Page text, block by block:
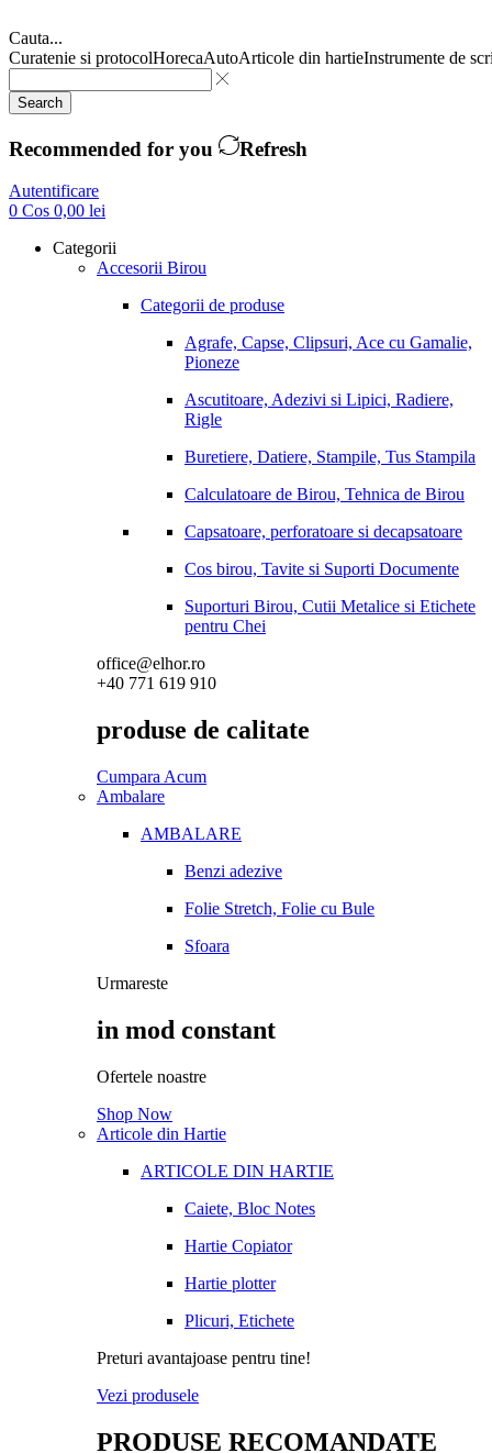
Cauta...
Curatenie si protocolHorecaAutoArticole din hartieInstrumente de
Search
Recommended for you Refresh
Autentificare
0 Cos 0,00 lei
Categorii
Accesorii Birou
Categorii de produse
Agrafe, Capse, Clipsuri, Ace cu Gamalie,
Pioneze
Ascutitoare, Adezivi si Lipici, Radiere,
Rigle
Buretiere, Datiere, Stampile, Tus Stampila
Calculatoare de Birou, Tehnica de Birou
Capsatoare, perforatoare si decapsatoare
Cos birou, Tavite si Suporti Documente
Suporturi Birou, Cutii Metalice si Etichete
pentru Chei
office@elhor.ro
+40 771 619 910
produse de calitate
Cumpara Acum
Ambalare
AMBALARE
Benzi adezive
Folie Stretch, Folie cu Bule
Sfoara
Urmareste
in mod constant
Ofertele noastre
Shop Now
Articole din Hartie
ARTICOLE DIN HARTIE
Caiete, Bloc Notes
Hartie Copiator
Hartie plotter
Plicuri, Etichete
Preturi avantajoase pentru tine!
Vezi produsele
PRODUSE RECOMANDATE